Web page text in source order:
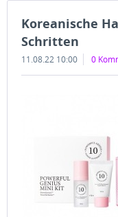
Koreanische
Schritten
11.08.22 10:00 0